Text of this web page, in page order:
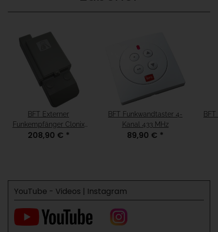
BFT Externer
Funkempfänger Clonix
2E 2 Kanal 433 MHz
208,90 € *
BFT Funkwandtaster 4-
Kanal 433 MHz
89,90 € *
YouTube - Videos | Instagram